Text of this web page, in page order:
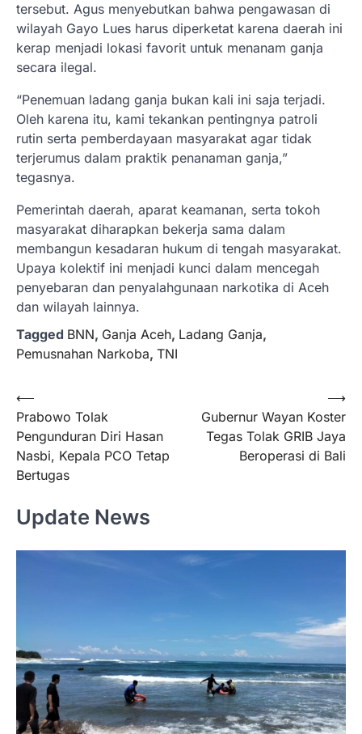
tersebut. Agus menyebutkan bahwa pengawasan di
wilayah Gayo Lues harus diperketat karena daerah ini
kerap menjadi lokasi favorit untuk menanam ganja
secara ilegal.
“Penemuan ladang ganja bukan kali ini saja terjadi.
Oleh karena itu, kami tekankan pentingnya patroli
rutin serta pemberdayaan masyarakat agar tidak
terjerumus dalam praktik penanaman ganja,”
tegasnya.
Pemerintah daerah, aparat keamanan, serta tokoh
masyarakat diharapkan bekerja sama dalam
membangun kesadaran hukum di tengah masyarakat.
Upaya kolektif ini menjadi kunci dalam mencegah
penyebaran dan penyalahgunaan narkotika di Aceh
dan wilayah lainnya.
Tagged BNN, Ganja Aceh, Ladang Ganja,
Pemusnahan Narkoba, TNI
Navigasi
pos
⟵
Prabowo Tolak
Pengunduran Diri Hasan
Nasbi, Kepala PCO Tetap
Bertugas
Gubernur Wayan Koster
Tegas Tolak GRIB Jaya
Beroperasi di Bali
⟶
Update News